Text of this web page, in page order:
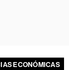
ECONÓMICAS